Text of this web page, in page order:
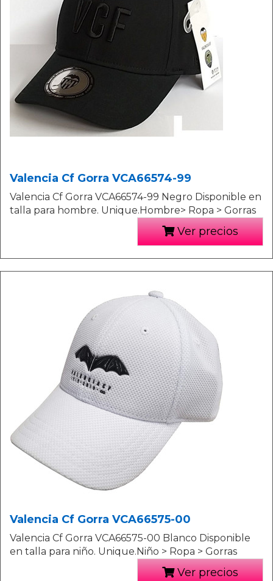
Valencia Cf Gorra VCA66574-99
Valencia Cf Gorra VCA66574-99 Negro Disponible en
talla para hombre. Unique.Hombre> Ropa > Gorras
Ver precios
Valencia Cf Gorra VCA66575-00
Valencia Cf Gorra VCA66575-00 Blanco Disponible
en talla para niño. Unique.Niño > Ropa > Gorras
Ver precios